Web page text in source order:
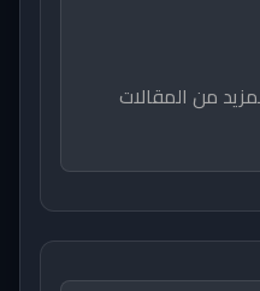
من المقالات